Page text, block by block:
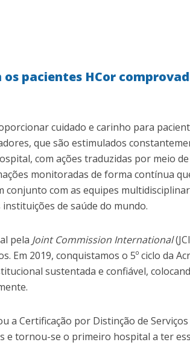
pacientes HCor
cuidado e carinho para
que são estimulados
com ações traduzidas por meio
monitoradas de forma contínua
conjunto com as equipes
de saúde do mundo.
pela Joint Commission International
Em 2019, conquistamos o 5º ciclo da
sustentada e confiável,
a Certificação por Distinção de
e tornou-se o primeiro hospital a ter